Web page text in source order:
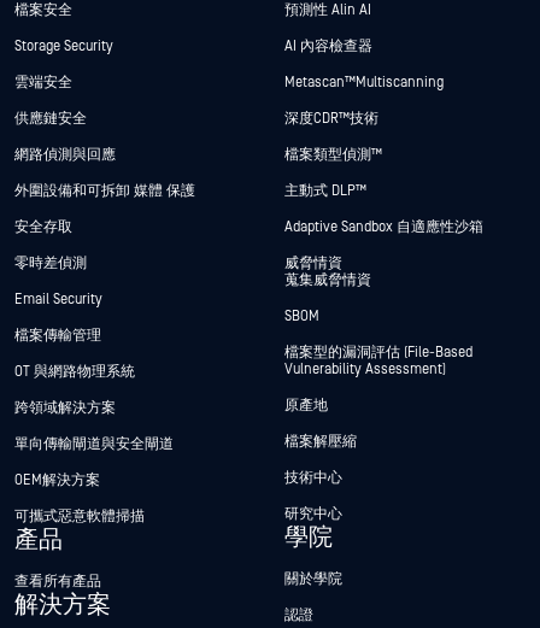
檔案安全
Storage Security
雲端安全
供應鏈安全
網路偵測與回應
外圍設備和可拆卸 媒體 保護
安全存取
零時差偵測
Email Security
檔案傳輸管理
OT 與網路物理系統
跨領域解決方案
單向傳輸閘道與安全閘道
OEM解決方案
可攜式惡意軟體掃描
產品
查看所有產品
解決方案
預測性 Alin AI
AI 內容檢查器
Metascan™ Multiscanning
深度CDR™技術
檔案類型偵測™
主動式 DLP™
Adaptive Sandbox 自適應性沙箱
威脅情資
蒐集威脅情資
SBOM
檔案型的漏洞評估 (File-Based
Vulnerability Assessment)
原產地
檔案解壓縮
技術中心
研究中心
學院
關於學院
認證